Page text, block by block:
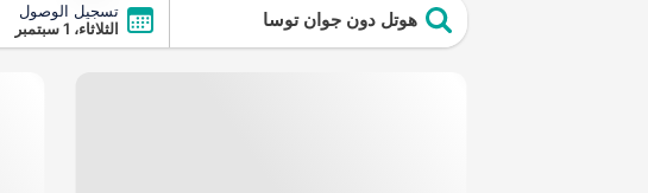
هوتل دون جوان توسا
تسجيل الوصول
الثلاثاء، 1 سبتمبر